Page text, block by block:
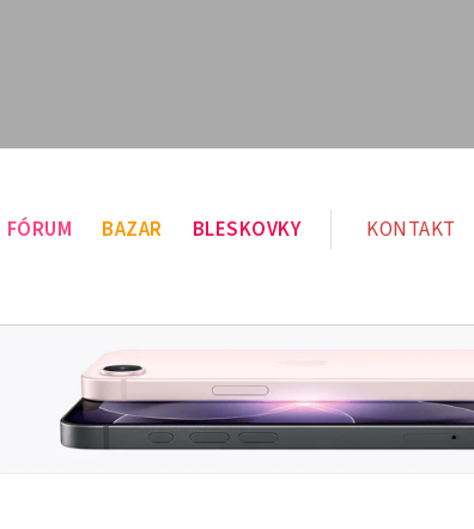
FÓRUM BAZAR BLESKOVKY KONTAKT